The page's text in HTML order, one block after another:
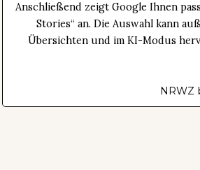
Anschließend zeigt Google Ihnen
Stories“ an. Die Auswahl kann
Übersichten und im KI-Modus
NRWZ